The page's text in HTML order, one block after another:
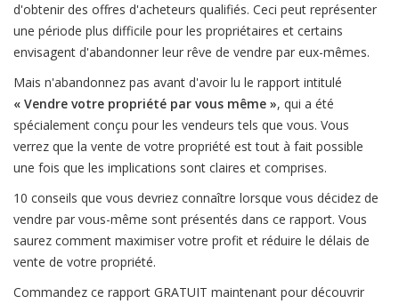
d'obtenir des offres d'acheteurs qualifiés. Ceci peut représenter
une période plus difficile pour les propriétaires et certains
envisagent d'abandonner leur rêve de vendre par eux-mêmes.
Mais n'abandonnez pas avant d'avoir lu le rapport intitulé
« Vendre votre propriété par vous même », qui a été
spécialement conçu pour les vendeurs tels que vous. Vous
verrez que la vente de votre propriété est tout à fait possible
une fois que les implications sont claires et comprises.
10 conseils que vous devriez connaître lorsque vous décidez de
vendre par vous-même sont présentés dans ce rapport. Vous
saurez comment maximiser votre profit et réduire le délais de
vente de votre propriété.
Commandez ce rapport GRATUIT maintenant pour découvrir